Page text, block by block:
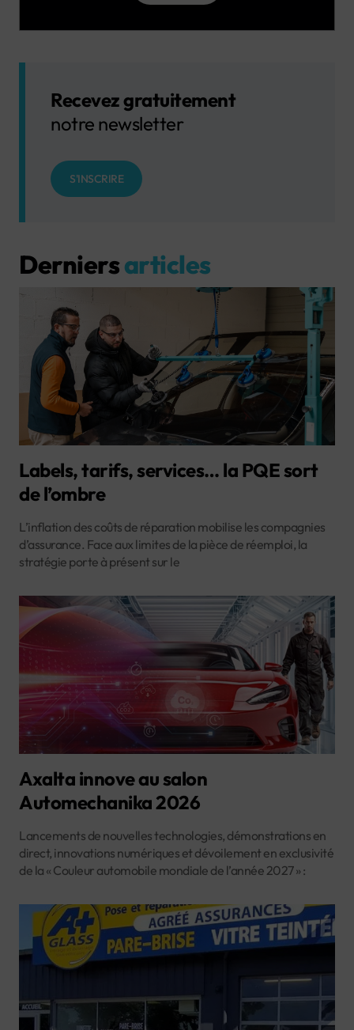
Recevez gratuitement
notre newsletter
S'INSCRIRE
Derniersarticles
Labels, tarifs, services… la PQE sort
de l’ombre
L’inflation des coûts de réparation mobilise les compagnies
d’assurance. Face aux limites de la pièce de réemploi, la
stratégie porte à présent sur le
Axalta innove au salon
Automechanika 2026
Lancements de nouvelles technologies, démonstrations en
direct, innovations numériques et dévoilement en exclusivité
de la « Couleur automobile mondiale de l’année 2027 » :